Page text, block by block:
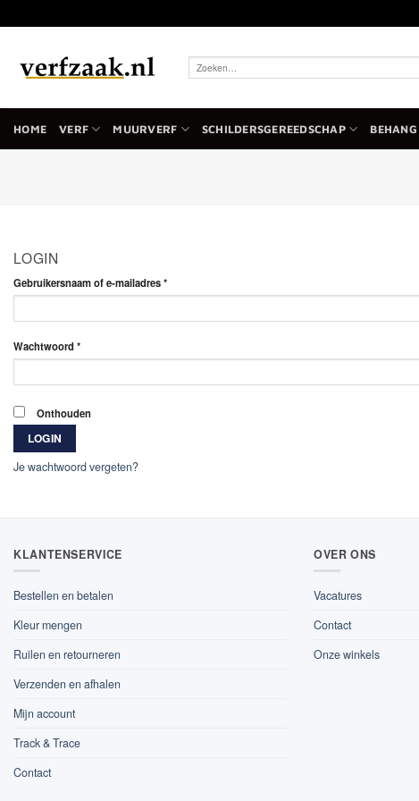
naar
Zoeken
naar:
HOME VERF MUURVERF SCHILDERSGEREEDSCHAP BEHANG
LOGIN
Gebruikersnaam of e-mailadres*Vereist
Wachtwoord*Vereist
Onthouden
LOGIN
Je wachtwoord vergeten?
KLANTENSERVICE
Bestellen en betalen
Kleur mengen
Ruilen en retourneren
Verzenden en afhalen
Mijn account
Track & Trace
Contact
OVER ONS
Vacatures
Contact
Onze winkels